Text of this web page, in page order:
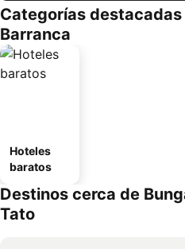
Categorías
Barranca
Hoteles
baratos
Destinos cerca de
Tato